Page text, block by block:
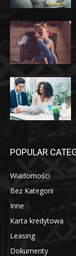
POPULAR
Wiadomości
Bez Kategorii
Inne
Karta kredytowa
Leasing
Dokumenty